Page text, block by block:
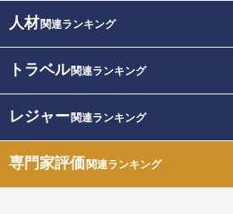
人材関連ランキング
トラベル関連ランキング
レジャー関連ランキング
専門家評価関連ランキング